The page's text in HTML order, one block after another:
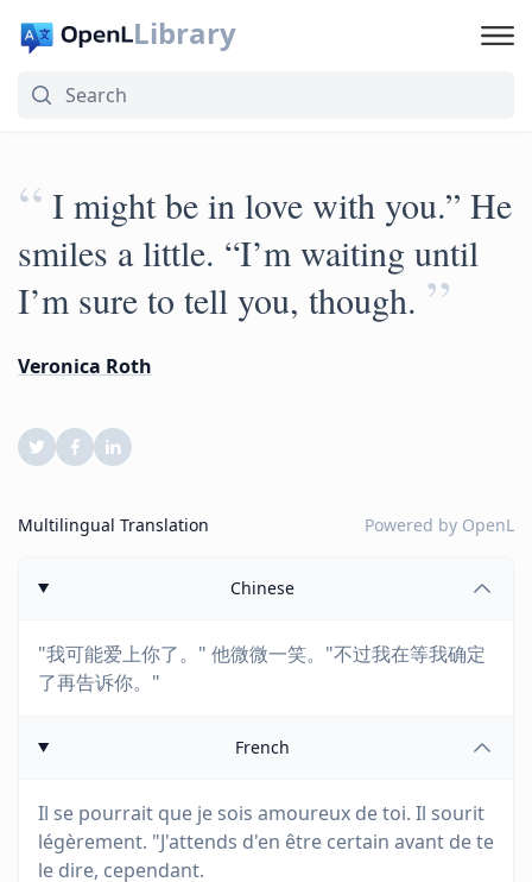
Library
“ I might be in love with you.” He
smiles a little. “I’m waiting until
I’m sure to tell you, though. ”
Veronica Roth
Multilingual Translation Powered by OpenL
Chinese
"我可能爱上你了。" 他微微一笑。"不过我在等我确定
了再告诉你。"
French
Il se pourrait que je sois amoureux de toi. Il sourit
légèrement. "J'attends d'en être certain avant de te
le dire, cependant.